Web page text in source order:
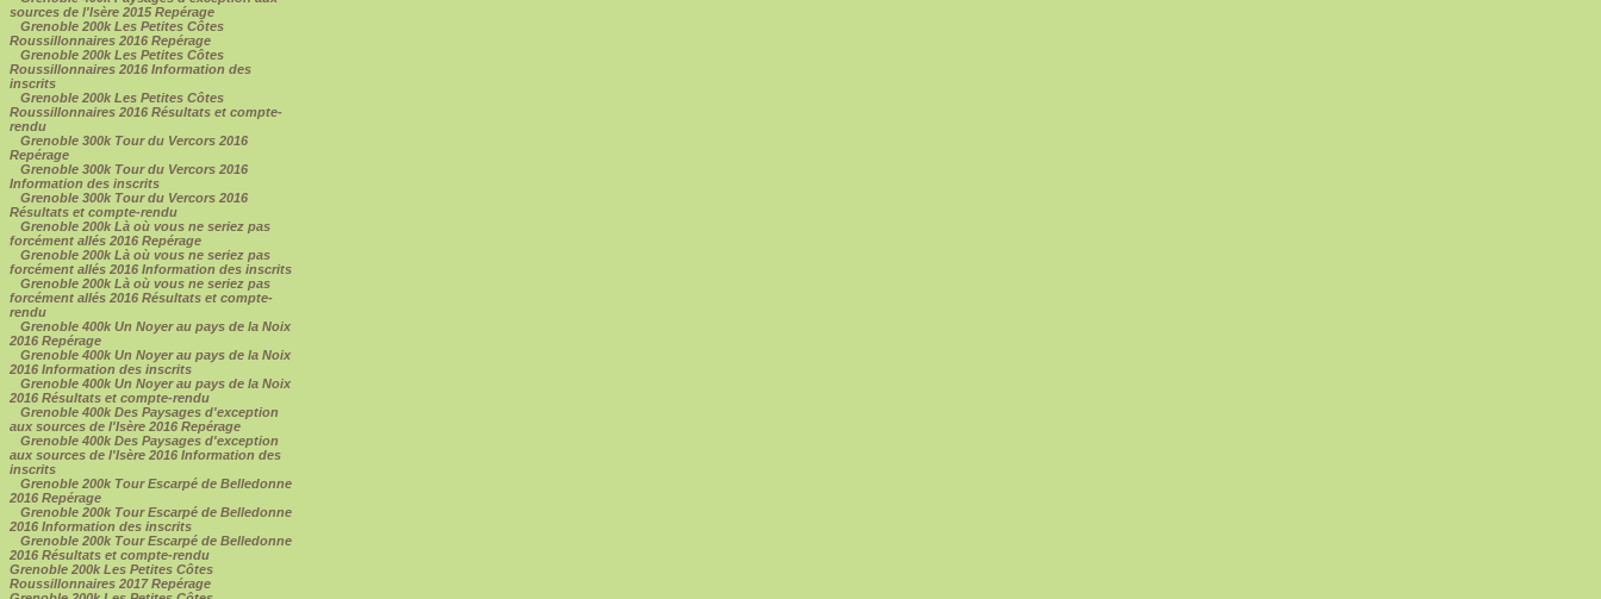
sources de l'Isère 2015 Repérage
Grenoble 200k Les Petites Côtes
Roussillonnaires 2016 Repérage
Grenoble 200k Les Petites Côtes
Roussillonnaires 2016 Information des
inscrits
Grenoble 200k Les Petites Côtes
Roussillonnaires 2016 Résultats et compte-
rendu
Grenoble 300k Tour du Vercors 2016
Repérage
Grenoble 300k Tour du Vercors 2016
Information des inscrits
Grenoble 300k Tour du Vercors 2016
Résultats et compte-rendu
Grenoble 200k Là où vous ne seriez pas
forcément allés 2016 Repérage
Grenoble 200k Là où vous ne seriez pas
forcément allés 2016 Information des inscrits
Grenoble 200k Là où vous ne seriez pas
forcément allés 2016 Résultats et compte-
rendu
Grenoble 400k Un Noyer au pays de la Noix
2016 Repérage
Grenoble 400k Un Noyer au pays de la Noix
2016 Information des inscrits
Grenoble 400k Un Noyer au pays de la Noix
2016 Résultats et compte-rendu
Grenoble 400k Des Paysages d'exception
aux sources de l'Isère 2016 Repérage
Grenoble 400k Des Paysages d'exception
aux sources de l'Isère 2016 Information des
inscrits
Grenoble 200k Tour Escarpé de Belledonne
2016 Repérage
Grenoble 200k Tour Escarpé de Belledonne
2016 Information des inscrits
Grenoble 200k Tour Escarpé de Belledonne
2016 Résultats et compte-rendu
Grenoble 200k Les Petites Côtes
Roussillonnaires 2017 Repérage